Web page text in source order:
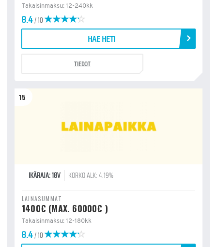
Takaisinmaksu: 12-240kk
8.4/ 10
HAE HETI
TIEDOT
15
IKÄRAJA: 18V KORKO ALK: 4.19%
LAINASUMMAT
1400€ (MAX. 60000€ )
Takaisinmaksu: 12-180kk
8.4/ 10